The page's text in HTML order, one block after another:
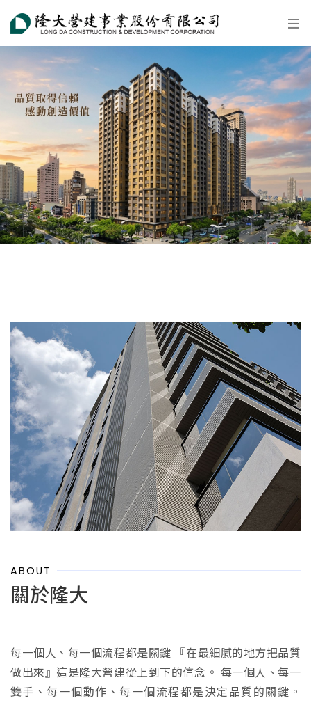
ABOUT
關於隆大
每一個人、每一個流程都是關鍵 『在最細膩的地方把品質
做出來』這是隆大營建從上到下的信念。 每一個人、每一
雙手、每一個動作、每一個流程都是決定品質的關鍵。